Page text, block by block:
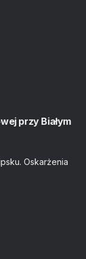
przy Białym